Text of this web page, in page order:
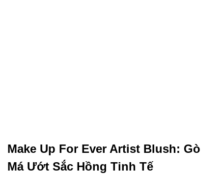
Make Up For Ever Artist Blush: Gò
Má Ướt Sắc Hồng Tinh Tế